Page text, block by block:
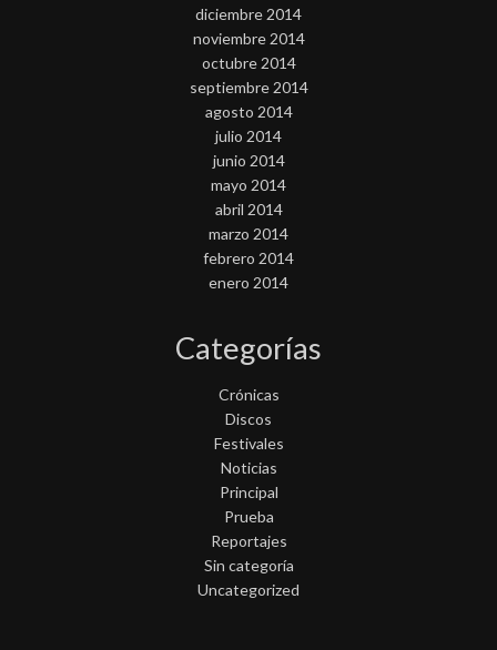
diciembre 2014
noviembre 2014
octubre 2014
septiembre 2014
agosto 2014
julio 2014
junio 2014
mayo 2014
abril 2014
marzo 2014
febrero 2014
enero 2014
Categorías
Crónicas
Discos
Festivales
Noticias
Principal
Prueba
Reportajes
Sin categoría
Uncategorized